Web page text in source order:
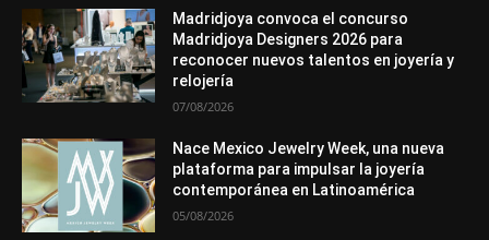
Mundo Técnico
Novedades Opiniones
Perspectiva
Premios
Secciones Sin categoría
Más
Madridjoya convoca el concurso
Madridjoya Designers 2026 para
reconocer nuevos talentos en joyería y
relojería
07/08/2026
Nace Mexico Jewelry Week, una nueva
plataforma para impulsar la joyería
contemporánea en Latinoamérica
05/08/2026